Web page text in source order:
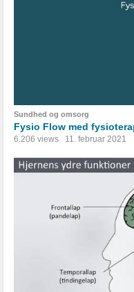
Sundhed og omsorg
Fysio Flow med
6.206 views 11. februar 2021